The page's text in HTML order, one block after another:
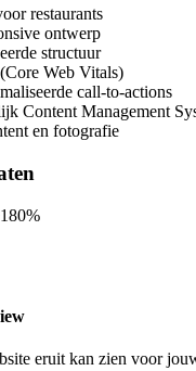
restaurants
ontwerp
structuur
Web Vitals)
call-to-actions
Content Management
en fotografie
eruit kan zien voor